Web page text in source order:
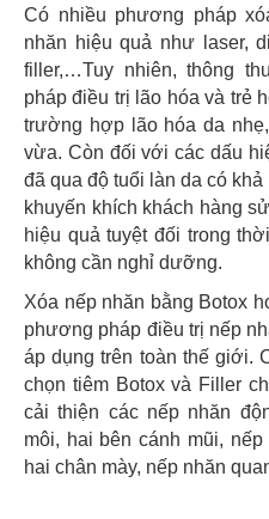
Có nhiều phương pháp
nhăn hiệu quả như laser,
filler,…Tuy nhiên, thông
pháp điều trị lão hóa và trẻ
trường hợp lão hóa da
vừa. Còn đối với các dấu
đã qua độ tuổi làn da có
khuyến khích khách hàng
hiệu quả tuyệt đối trong
không cần nghỉ dưỡng.
Xóa nếp nhăn bằng Botox
phương pháp điều trị nếp
áp dụng trên toàn thế giới.
chọn tiêm Botox và Filler
cải thiện các nếp nhăn
môi, hai bên cánh mũi,
hai chân mày, nếp nhăn